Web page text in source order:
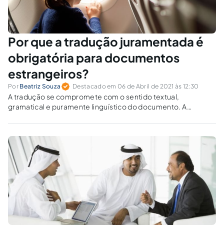
Por que a tradução juramentada é
obrigatória para documentos
estrangeiros?
Por Beatriz Souza Destacado em 06 de Abril de 2021 às 12:30
A tradução se compromete com o sentido textual,
gramatical e puramente linguístico do documento. A
segurança aos negócios e à população. Entenda como
funciona e como é possível se resguardar.